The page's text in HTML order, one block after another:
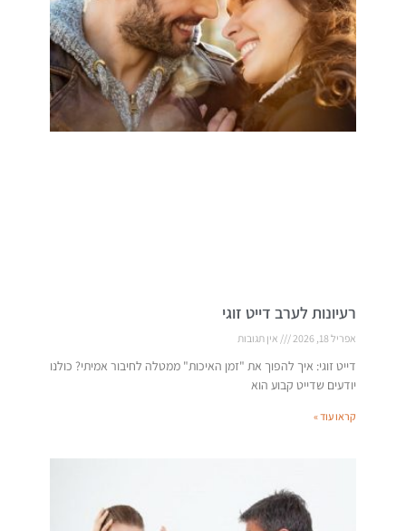
רעיונות לערב דייט זוגי
אפריל 18, 2026 אין תגובות
דייט זוגי: איך להפוך את "זמן האיכות" ממטלה לחיבור אמיתי? כולנו
יודעים שדייט קבוע הוא
קראו עוד »